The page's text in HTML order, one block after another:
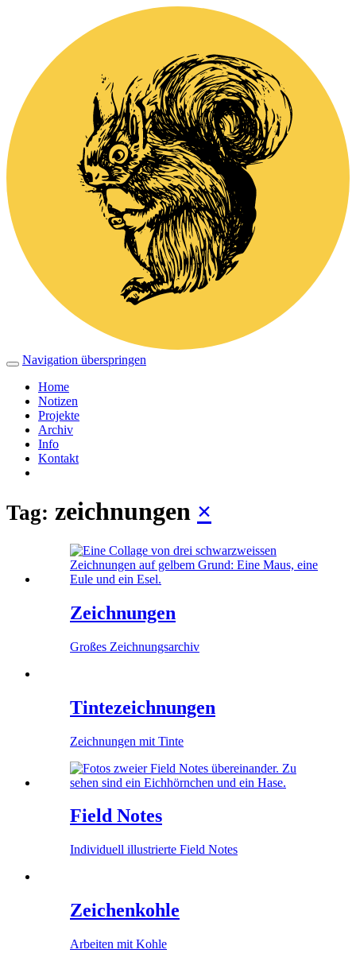
Navigation überspringen
Home
Notizen
Projekte
Archiv
Info
Kontakt
Tag: zeichnungen ×
Zeichnungen
Großes Zeichnungsarchiv
Tintezeichnungen
Zeichnungen mit Tinte
Field Notes
Individuell illustrierte Field Notes
Zeichenkohle
Arbeiten mit Kohle